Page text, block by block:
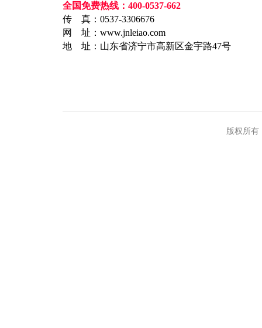
全国免费热线：400-0537-662
传 真：0537-3306676
网 址：www.jnleiao.com
地 址：山东省济宁市高新区金宇路47号
版权所